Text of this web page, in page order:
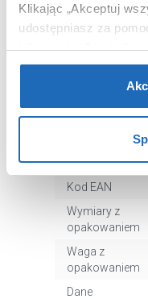
Klikając „Akceptuj
udostępniasz za
informacje dla
partnerzy reklamowi.
wymagane pliki
zablokowane niektóre
Aby uzyskać więcej
uzyskać więcej
plikach cookie”.
Marka
Nr katalogowy
Szerokość
Kolor
Kod EAN
Wymiary z
opakowaniem
Waga z
opakowaniem
Dane